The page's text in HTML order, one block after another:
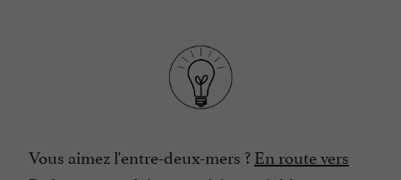
Vous aimez l'entre-deux-mers ?En route vers